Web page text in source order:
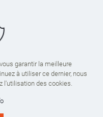
garantir la meilleure
à utiliser ce dernier, nous
l'utilisation des cookies.